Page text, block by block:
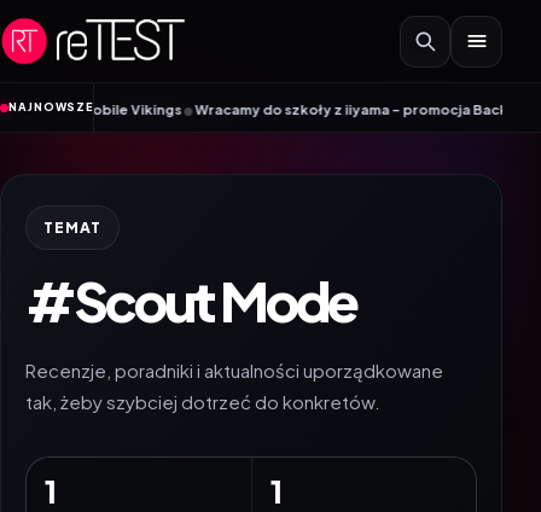
Przejdź do treści
NAJNOWSZE
Mobile Vikings•Wracamy do szkoły z iiyama – promocja Back to
TEMAT
#Scout Mode
Recenzje, poradniki i aktualności uporządkowane
tak, żeby szybciej dotrzeć do konkretów.
1 1